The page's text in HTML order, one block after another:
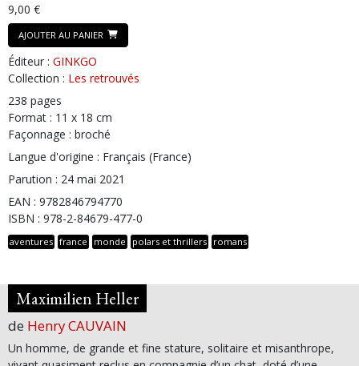
9,00 €
AJOUTER AU PANIER
Éditeur : GINKGO
Collection : Les retrouvés
238 pages
Format : 11 x 18 cm
Façonnage : broché
Langue d'origine : Français (France)
Parution : 24 mai 2021
EAN : 9782846794770
ISBN : 978-2-84679-477-0
aventures france monde polars et thrillers romans
Maximilien Heller
de Henry CAUVAIN
Un homme, de grande et fine stature, solitaire et misanthrope,